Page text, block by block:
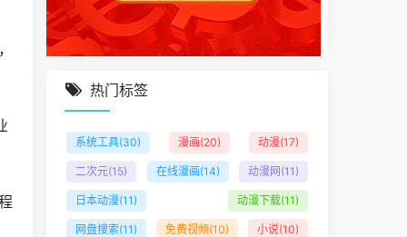
热门标签
系统工具(30) 漫画(20) 动漫(17)
二次元(15) 在线漫画(14) 动漫网 (11)
日本动漫(11) 动漫下载(11)
网盘搜索(11) 免费视频(10) 小说(10)